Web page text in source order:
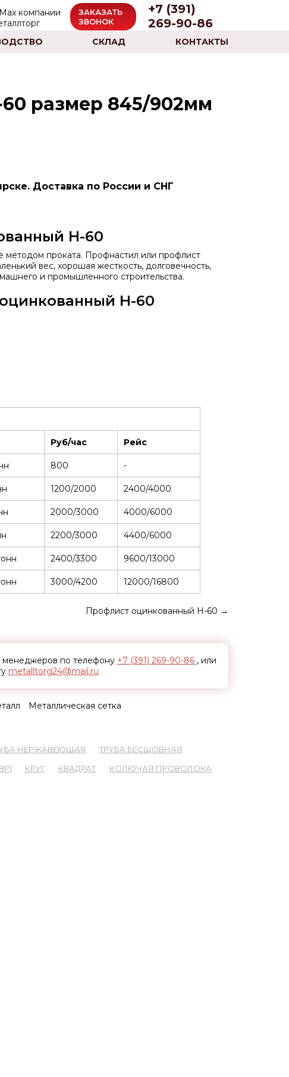
ЗАКАЗАТЬ
ЗВОНОК
+7 (391)
269-90-86
СКЛАД КОНТАКТЫ
размер 845/902мм
Доставка по России и СНГ
Н-60
методом проката. Профнастил или профлист
вес, хорошая жесткость, долговечность,
и промышленного строительства.
Н-60
Руб/час Рейс
800 -
1200/2000 2400/4000
2000/3000 4000/6000
2200/3000 4400/6000
2400/3300 9600/13000
3000/4200 12000/16800
Профлист оцинкованный Н-60 →
менеджеров по телефону +7 (391) 269-90-86 , или
metalltorg24@mail.ru
Металлическая сетка
НЕРЖАВЕЮЩАЯ
ТРУБА БЕСШОВНАЯ
КРУГ КВАДРАТ
КОЛЮЧАЯ ПРОВОЛОКА